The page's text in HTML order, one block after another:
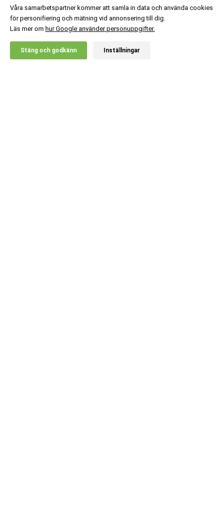
20% RABATT!
X
Våra samarbetspartner kommer att samla in data och använda cookies
för personifiering och mätning vid annonsering till dig.
Läs mer om hur Google använder personuppgifter.
Stäng och godkänn Inställningar